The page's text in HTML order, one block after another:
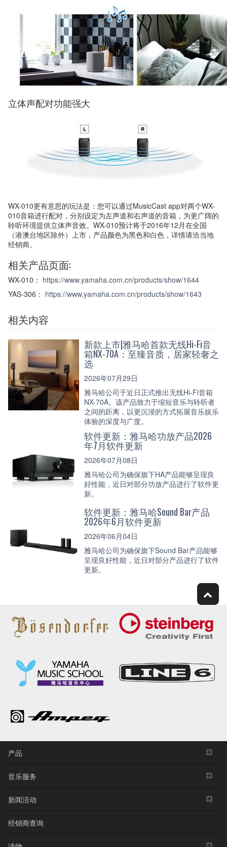
立体声配对功能强大
WX-010更有意思的玩法是：您可以通过MusicCast app对两个WX-
010音箱进行配对，分别设定为左声道和右声道的音箱，为更广阔的
聆听环境提供立体声音效。WX-010预计将于2016年12月在全国
（港澳台地区除外）上市，产品颜色为黑色和白色，详情请洽当地
经销商。
相关产品页面:
WX-010： https://www.yamaha.com.cn/products/show/1644
YAS-306： https://www.yamaha.com.cn/products/show/1643
相关内容
新款上市|雅马哈首款无线Hi-Fi音
箱NX-70A：至臻音质，居家轻奢之
选
2026年07月29日
雅马哈公司于近日正式推出无线Hi-Fi音箱
NX-70A。该产品致力于缩短音乐与聆听者
之间的距离，以更沉浸的方式拓展音乐娱乐
体验的深度与广度。
软件更新：雅马哈功放产品2026
年7月软件更新
2026年07月08日
雅马哈公司为确保旗下HA产品能够呈现良
好性能，近日对部分功放产品进行了软件更
新。
软件更新：雅马哈Sound Bar产品
2026年6月软件更新
2026年06月04日
雅马哈公司为确保旗下Sound Bar产品能够
呈现良好性能，近日对部分产品进行了软件
更新。
产品
音乐服务
新闻活动
经销商查询